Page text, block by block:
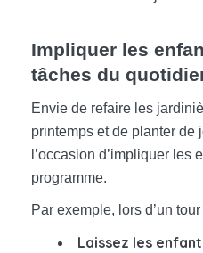
Impliquer les
tâches du
Envie de refaire les
printemps et de planter de
l’occasion d’impliquer les
programme.
Par exemple, lors d’un
Laissez les